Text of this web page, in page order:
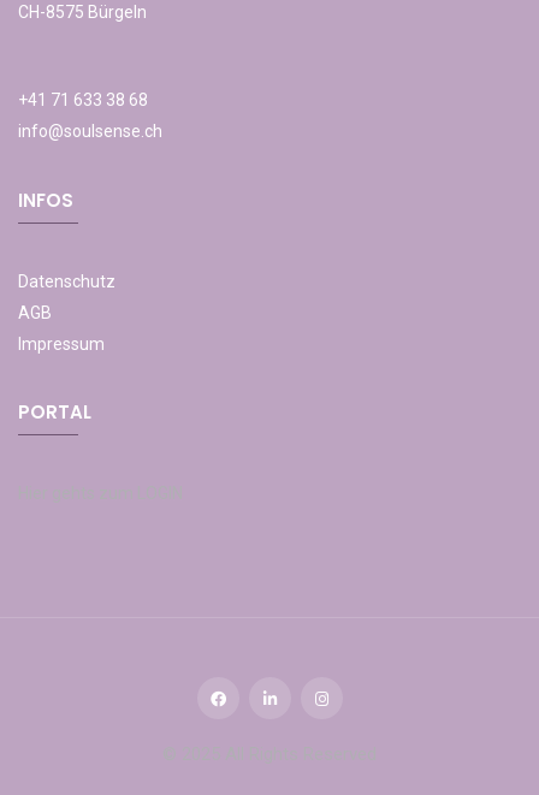
CH-8575 Bürgeln
+41 71 633 38 68
info@soulsense.ch
INFOS
Datenschutz
AGB
Impressum
PORTAL